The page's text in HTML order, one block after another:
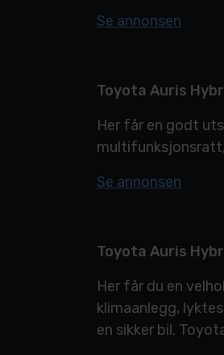
Se annonsen
Toyota Auris
Her får en godt
Se annonsen
Toyota Auris
Her får du en
klimaanlegg,
en sikker bil.